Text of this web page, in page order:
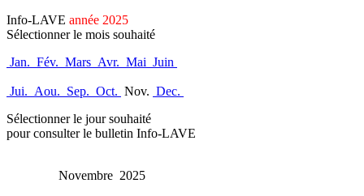
Info-LAVE année 2025
Sélectionner le mois souhaité
Jan. Fév. Mars Avr. Mai Juin
Jui. Aou. Sep. Oct. Nov. Dec.
Sélectionner le jour souhaité
pour consulter le bulletin Info-LAVE
Novembre 2025